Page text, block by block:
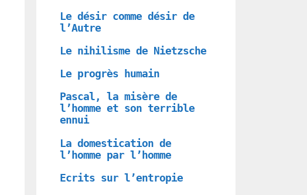
Le désir comme désir de
l’Autre
Le nihilisme de Nietzsche
Le progrès humain
Pascal, la misère de
l’homme et son terrible
ennui
La domestication de
l’homme par l’homme
Ecrits sur l’entropie